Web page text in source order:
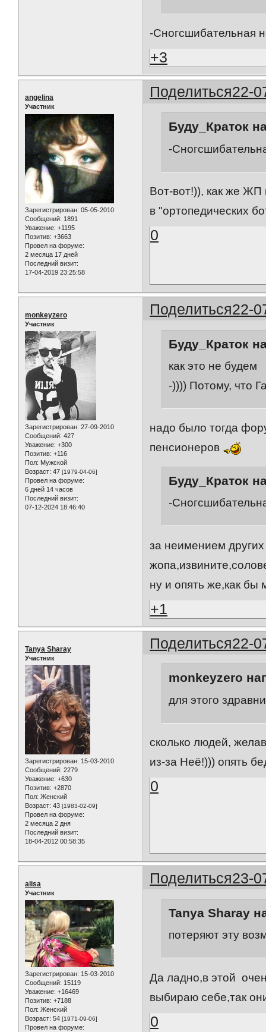
-Сногсшибательная
+3
Поделиться22-
angelina
Участник
Зарегистрирован: 05-05-2010
Сообщений: 1891
Уважение: +1195
Позитив: +3663
Провел на форуме:
2 месяца 17 дней
Последний визит:
17-04-2019 23:25:58
Буду_Краток
-
Вот-вот!)), как же
в "ортопедических
0
Поделиться22-
monkeyzero
Участник
Зарегистрирован: 27-09-2010
Сообщений: 427
Уважение: +300
Позитив: +116
Пол: Мужской
Возраст: 47 [1979-04-06]
Провел на форуме:
6 дней 14 часов
Последний визит:
07-12-2024 18:46:40
Буду_Краток
как это не будем
-)))) Потому, что
надо было тогда
пенсионеров
Буду_Краток
-
за неимением других
ну и опять же,как
+1
Поделиться22-
Tanya Sharay
Участник
Зарегистрирован: 15-03-2010
Сообщений: 2279
Уважение: +630
Позитив: +2870
Пол: Женский
Возраст: 43 [1983-02-09]
Провел на форуме:
2 месяца 2 дня
Последний визит:
18-04-2012 00:58:35
monkeyzero
для этого
сколько людей,
из-за Неё!))) опять
0
Поделиться23-
alisa
Участник
Зарегистрирован: 15-03-2010
Сообщений: 15119
Уважение: +16469
Позитив: +7188
Пол: Женский
Возраст: 54 [1971-09-06]
Провел на форуме:
Tanya Sharay
потеряют эту
Да ладно,в этой
выбираю себе,так
0